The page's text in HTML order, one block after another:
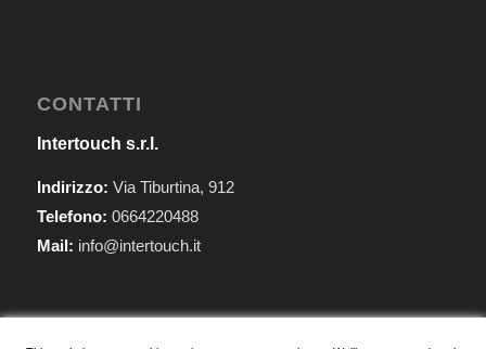
CONTATTI
Intertouch s.r.l.
Indirizzo: Via Tiburtina, 912
Telefono: 0664220488
Mail: info@intertouch.it